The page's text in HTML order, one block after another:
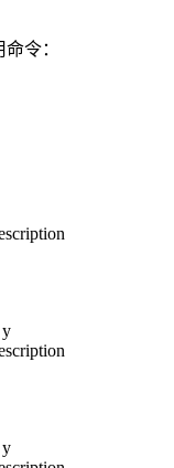
令：
y
y